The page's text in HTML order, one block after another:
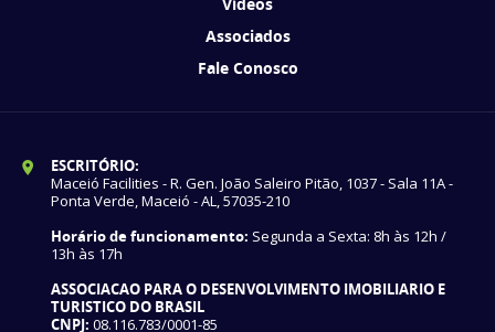
Associados
Fale Conosco
ESCRITÓRIO:
Maceió Facilities - R. Gen. João Saleiro Pitão, 1037 - Sala 11A -
Ponta Verde, Maceió - AL, 57035-210
Horário de funcionamento: Segunda a Sexta: 8h às 12h /
13h às 17h
ASSOCIACAO PARA O DESENVOLVIMENTO IMOBILIARIO E
TURISTICO DO BRASIL
CNPJ: 08.116.783/0001-85